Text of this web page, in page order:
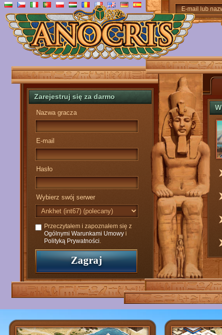
Zarejestruj się za darmo
Nazwa gracza
E-mail
Hasło
Wybierz swój serwer
Przeczytałem i zapoznałem się z
Ogólnymi Warunkami Umowy i
Polityką Prywatności.
E-mail lub